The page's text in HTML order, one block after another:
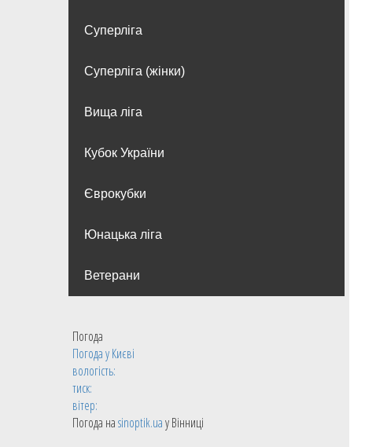
Суперліга
Суперліга (жінки)
Вища лiга
Кубок України
Єврокубки
Юнацька ліга
Ветерани
Погода
Погода уКиєві
вологість:
тиск:
вітер:
Погода наsinoptik.uaу Вінниці